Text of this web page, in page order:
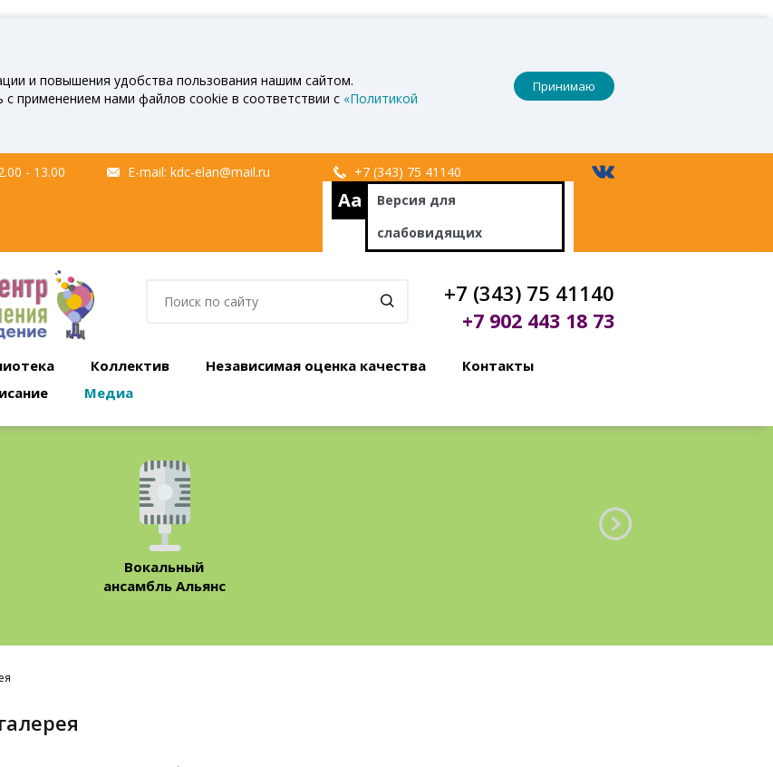
и повышения удобства пользования нашим сайтом.
применением нами файлов cookie в соответствии с «Политикой
Принимаю
- 13.00 E-mail: kdc-elan@mail.ru +7 (343) 75 41140
Aa Версия для
слабовидящих
+7 (343) 75 41140
+7 902 443 18 73
Коллектив Независимая оценка качества
Контакты
Медиа
Вокальный
ансамбль Альянс